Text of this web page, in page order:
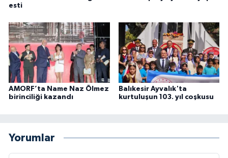
esti
AMORF’ta Name Naz Ölmez
birinciliği kazandı
Balıkesir Ayvalık'ta
kurtuluşun 103. yıl coşkusu
Yorumlar